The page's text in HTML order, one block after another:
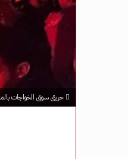
حريق سوق الخواجات